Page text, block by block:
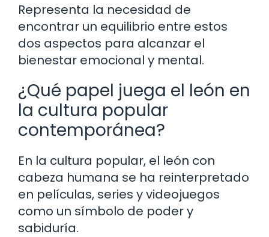
Representa la necesidad de
encontrar un equilibrio entre estos
dos aspectos para alcanzar el
bienestar emocional y mental.
¿Qué papel juega el león en
la cultura popular
contemporánea?
En la cultura popular, el león con
cabeza humana se ha reinterpretado
en películas, series y videojuegos
como un símbolo de poder y
sabiduría.